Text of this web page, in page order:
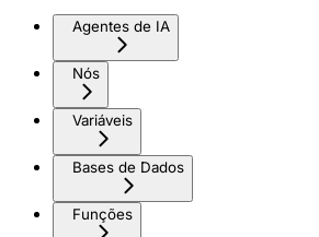
Agentes de IA
Nós
Variáveis
Bases de Dados
Funções